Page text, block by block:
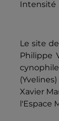
Intensité
Le site
Philippe
Xavier
l'Espace